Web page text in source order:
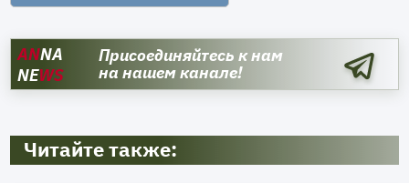
ANNA
NEWS
Присоединяйтесь к нам
на нашем канале!
Читайте также: